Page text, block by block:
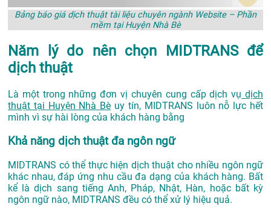
Bảng báo giá dịch thuật tài liệu chuyên ngành Website – Phần
mềm tại Huyện Nhà Bè
Năm lý do nên chọn MIDTRANS để
dịch thuật
Là một trong những đơn vị chuyên cung cấp dịch vụ dịch
thuật tại Huyện Nhà Bè uy tín, MIDTRANS luôn nỗ lực hết
mình vì sự hài lòng của khách hàng bằng
Khả năng dịch thuật đa ngôn ngữ
MIDTRANS có thể thực hiện dịch thuật cho nhiều ngôn ngữ
khác nhau, đáp ứng nhu cầu đa dạng của khách hàng. Bất
kể là dịch sang tiếng Anh, Pháp, Nhật, Hàn, hoặc bất kỳ
ngôn ngữ nào, MIDTRANS đều có thể xử lý hiệu quả.